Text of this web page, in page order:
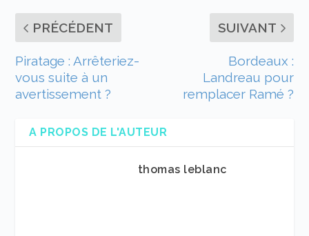
PRÉCÉDENT
Piratage : Arrêteriez-
vous suite à un
avertissement ?
SUIVANT
Bordeaux :
Landreau pour
remplacer Ramé ?
A PROPOS DE L'AUTEUR
thomas leblanc